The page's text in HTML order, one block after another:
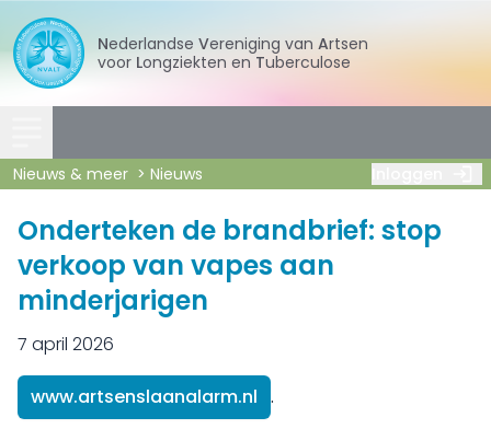
Nederlandse Vereniging van
Artsen
voor Longziekten en Tuberculose
Nieuws & meer Nieuws
Onderteken de brandbrief: stop
verkoop van vapes aan
minderjarigen
7 april 2026
www.artsenslaanalarm.nl .